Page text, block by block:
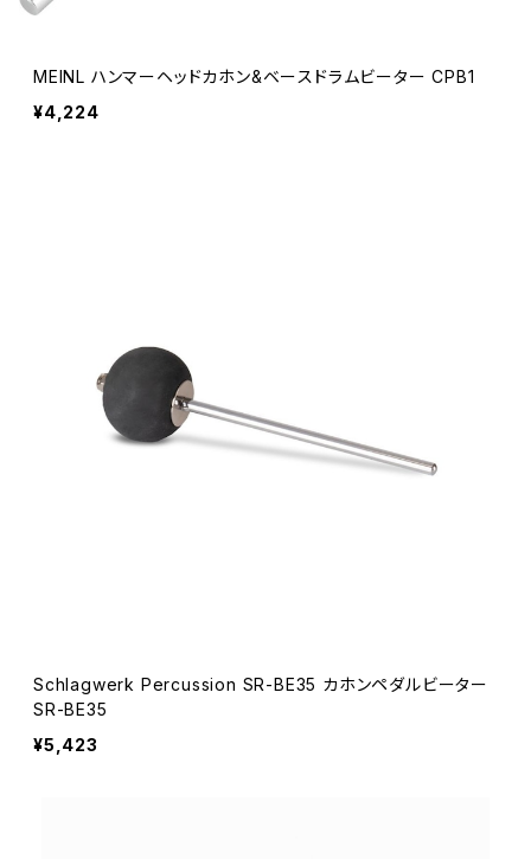
MEINL ハンマーヘッドカホン&ベースドラムビーター CPB1
¥4,224
Schlagwerk Percussion SR-BE35 カホンペダルビーター
SR-BE35
¥5,423